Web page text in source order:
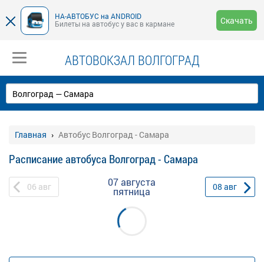
НА-АВТОБУС на ANDROID
Билеты на автобус у вас в кармане
Скачать
АВТОВОКЗАЛ ВОЛГОГРАД
Главная Автобус Волгоград - Самара
Расписание автобуса Волгоград - Самара
06 авг 07 августа
пятница 08 авг